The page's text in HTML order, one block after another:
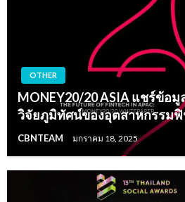
OTHER
MONEY20/20 ASIA แชร์ข้อมู
วิจัยภูมิทัศน์ของอุตสาหกรรมฟิ
CBNTEAM มกราคม 18, 2025